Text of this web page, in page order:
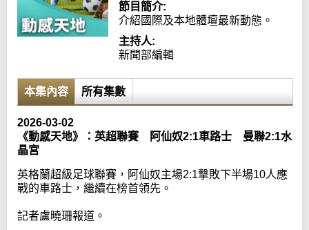
節目簡介:
介紹國際及本地體壇最新動態。
主持人:
新聞部編輯
本集內容 所有集數
2026-03-02
《動感天地》：英超聯賽 阿仙奴2:1車路士 曼聯2:1水
晶宮
英格蘭超級足球聯賽，阿仙奴主場2:1撃敗下半場10人應
戰的車路士，繼續在榜首領先。
記者盧曉珊報道。